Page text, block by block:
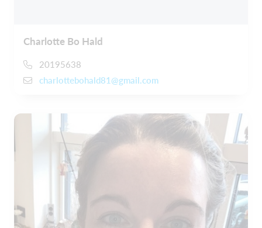
Charlotte Bo Hald
20195638
charlottebohald81@gmail.com